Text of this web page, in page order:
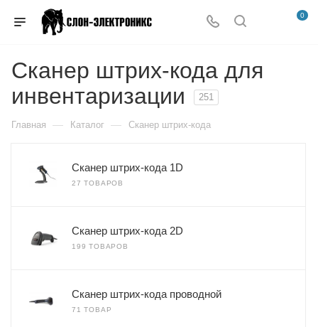
0
Сканер штрих-кода для
инвентаризации
251
Главная — Каталог — Сканер штрих-кода
Сканер штрих-кода 1D
27 ТОВАРОВ
Сканер штрих-кода 2D
199 ТОВАРОВ
Сканер штрих-кода проводной
71 ТОВАР